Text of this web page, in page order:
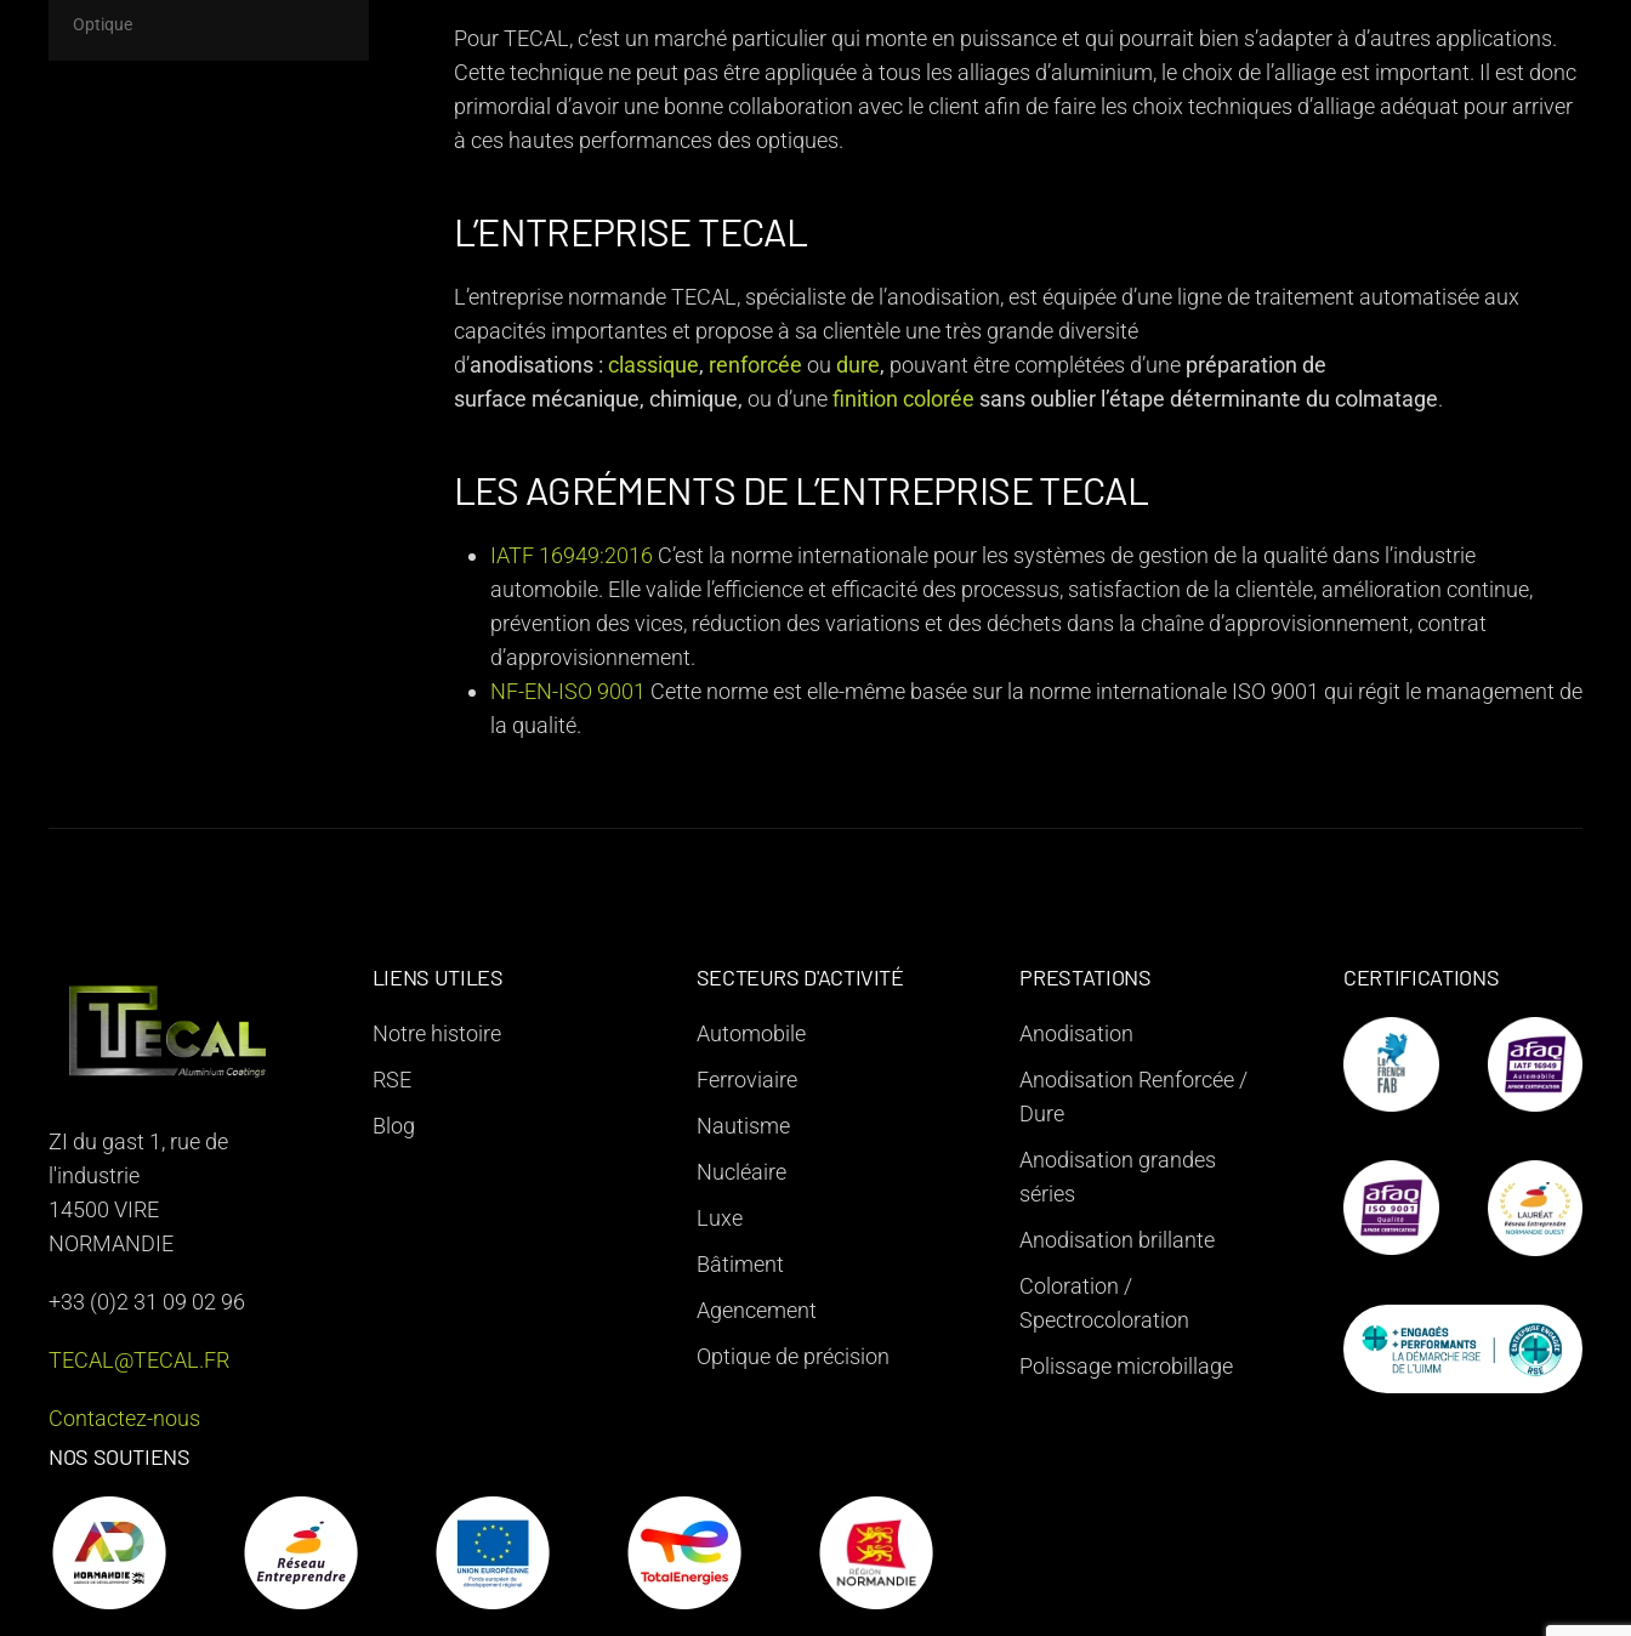
Optique
Pour TECAL, c’est un marché particulier qui monte en puissance et qui pourrait bien s’adapter à d’autres applications.
Cette technique ne peut pas être appliquée à tous les alliages d’aluminium, le choix de l’alliage est important. Il est donc
primordial d’avoir une bonne collaboration avec le client afin de faire les choix techniques d’alliage adéquat pour arriver
à ces hautes performances des optiques.
L’ENTREPRISE TECAL
L’entreprise normande TECAL, spécialiste de l’anodisation, est équipée d’une ligne de traitement automatisée aux
capacités importantes et propose à sa clientèle une très grande diversité
d’anodisations : classique, renforcée ou dure, pouvant être complétées d’une préparation de
surface mécanique, chimique, ou d’unefinition colorée sans oublier l’étape déterminante du colmatage.
LES AGRÉMENTS DE L’ENTREPRISE TECAL
IATF 16949:2016 C’est la norme internationale pour les systèmes de gestion de la qualité dans l’industrie
automobile. Elle valide l’efficience et efficacité des processus, satisfaction de la clientèle, amélioration continue,
prévention des vices, réduction des variations et des déchets dans la chaîne d’approvisionnement, contrat
d’approvisionnement.
NF-EN-ISO 9001 Cette norme est elle-même basée sur la norme internationale ISO 9001 qui régit le management de
la qualité.
ZI du gast 1, rue de
l'industrie
14500 VIRE
NORMANDIE
+33 (0)2 31 09 02 96
TECAL@TECAL.FR
Contactez-nous
LIENS UTILES
Notre histoire
RSE
Blog
SECTEURS D'ACTIVITÉ
Automobile
Ferroviaire
Nautisme
Nucléaire
Luxe
Bâtiment
Agencement
Optique de précision
PRESTATIONS
Anodisation
Anodisation Renforcée /
Dure
Anodisation grandes
séries
Anodisation brillante
Coloration /
Spectrocoloration
Polissage microbillage
CERTIFICATIONS
NOS SOUTIENS